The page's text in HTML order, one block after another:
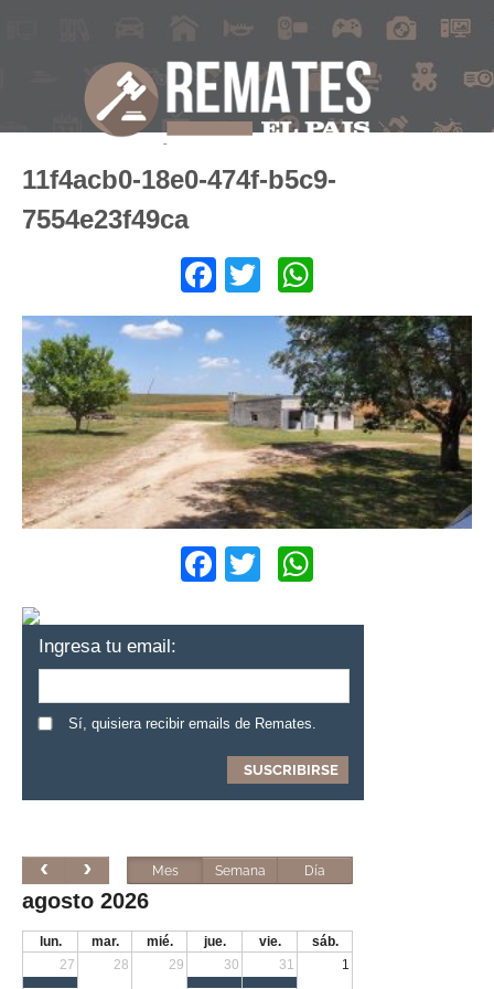
11f4acb0-18e0-474f-b5c9-
7554e23f49ca
Facebook
Twitter
Facebook
Twitter
Ingresa tu email:
Sí, quisiera recibir emails de Remates.
Mes Semana Día
agosto 2026
lun. mar. mié. jue. vie.
sáb.
27
28 29 30 31 1